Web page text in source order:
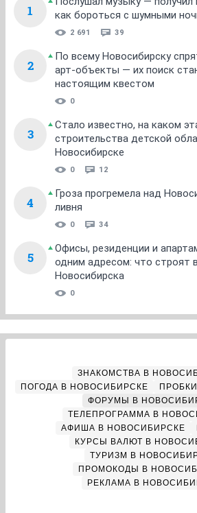
1
как бороться с шумными
2 691 39
2
По всему Новосибирску
арт-объекты — их поиск
настоящим квестом
0
3
Стало известно, на каком
строительства детской
Новосибирске
0 12
4
Гроза прогремела над
ливня
0 34
5
Офисы, резиденции и
одним адресом: что строят
Новосибирска
0
ЗНАКОМСТВА В
ПОГОДА В НОВОСИБИРСКЕ
ФОРУМЫ В
ТЕЛЕПРОГРАММА В
АФИША В НОВОСИБИРСКЕ
КУРСЫ ВАЛЮТ В
ТУРИЗМ В
ПРОМОКОДЫ В
РЕКЛАМА В